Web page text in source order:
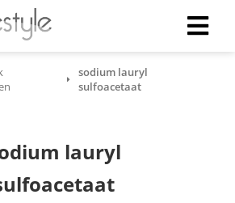
sodium lauryl
sulfoacetaat
lauryl